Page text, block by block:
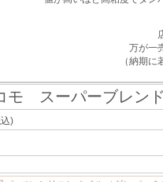
万が一
（納期
モ スーパーブレン
)